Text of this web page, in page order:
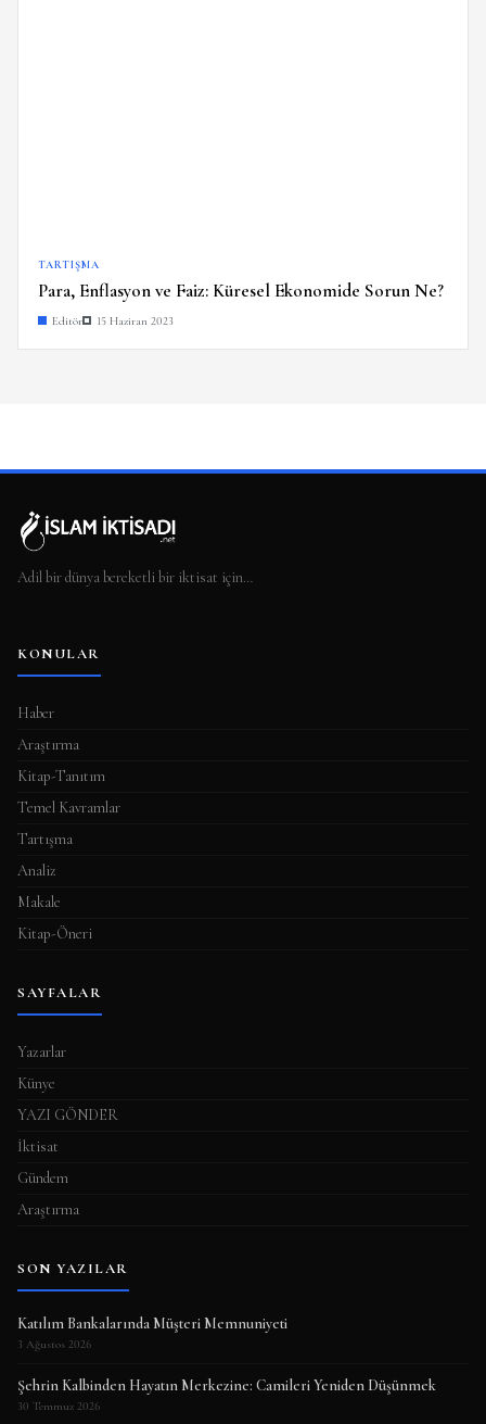
TARTIŞMA
Para, Enflasyon ve Faiz: Küresel Ekonomide Sorun Ne?
Editör 15 Haziran 2023
Adil bir dünya bereketli bir iktisat için…
KONULAR
Haber
Araştırma
Kitap-Tanıtım
Temel Kavramlar
Tartışma
Analiz
Makale
Kitap-Öneri
SAYFALAR
Yazarlar
Künye
YAZI GÖNDER
İktisat
Gündem
Araştırma
SON YAZILAR
Katılım Bankalarında Müşteri Memnuniyeti
3 Ağustos 2026
Şehrin Kalbinden Hayatın Merkezine: Camileri Yeniden Düşünmek
30 Temmuz 2026